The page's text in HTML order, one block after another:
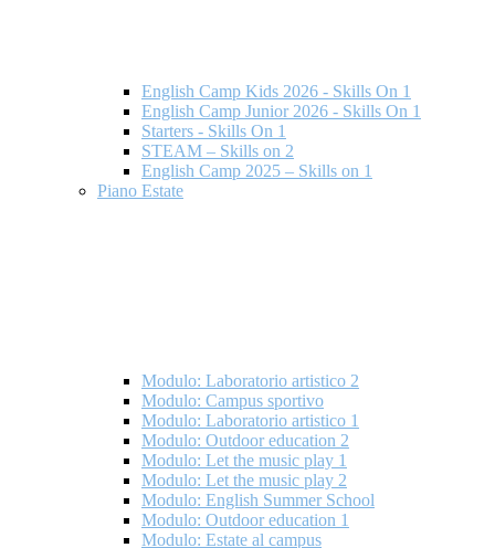
English Camp Kids 2026 - Skills On 1
English Camp Junior 2026 - Skills On 1
Starters - Skills On 1
STEAM – Skills on 2
English Camp 2025 – Skills on 1
Piano Estate
Modulo: Laboratorio artistico 2
Modulo: Campus sportivo
Modulo: Laboratorio artistico 1
Modulo: Outdoor education 2
Modulo: Let the music play 1
Modulo: Let the music play 2
Modulo: English Summer School
Modulo: Outdoor education 1
Modulo: Estate al campus